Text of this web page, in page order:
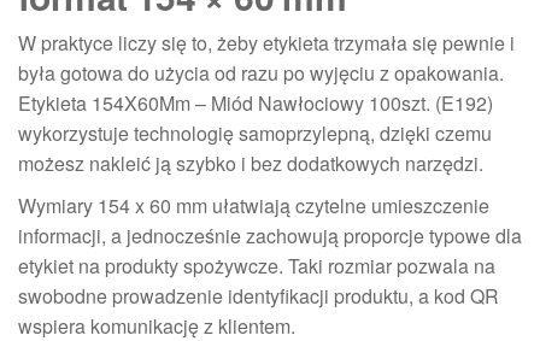
W praktyce liczy się to, żeby etykieta trzymała się pewnie i
była gotowa do użycia od razu po wyjęciu z opakowania.
Etykieta 154X60Mm – Miód Nawłociowy 100szt. (E192)
wykorzystuje technologię samoprzylepną, dzięki czemu
możesz nakleić ją szybko i bez dodatkowych narzędzi.
Wymiary 154 x 60 mm ułatwiają czytelne umieszczenie
informacji, a jednocześnie zachowują proporcje typowe dla
etykiet na produkty spożywcze. Taki rozmiar pozwala na
swobodne prowadzenie identyfikacji produktu, a kod QR
wspiera komunikację z klientem.